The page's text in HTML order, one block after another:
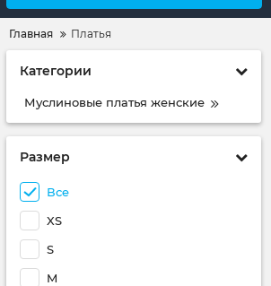
Главная Платья
Категории
Муслиновые платья женские
Размер
Все
XS
S
M